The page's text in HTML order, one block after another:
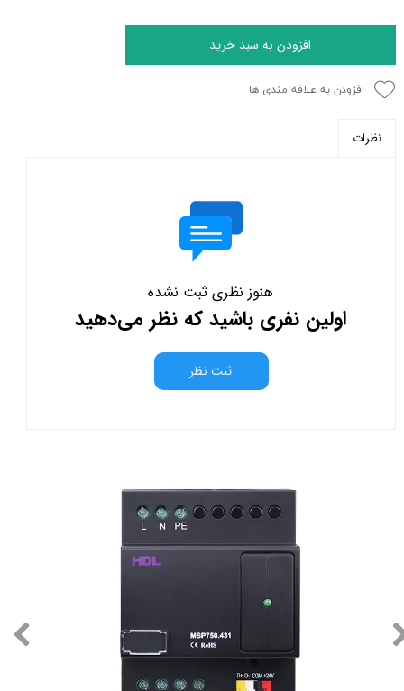
افزودن به سبد خرید
افزودن به علاقه مندی ها
نظرات
هنوز نظری ثبت نشده
اولین نفری باشید که نظر می‌دهید
ثبت نظر